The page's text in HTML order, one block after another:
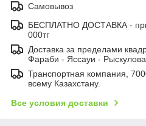
Самовывоз
БЕСПЛАТНО ДОСТАВКА - при
000тг
Доставка за пределами
Фараби - Яссауи - Рыскулова
Транспортная компания,
всему Казахстану.
Все условия доставки